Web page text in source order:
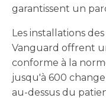
garantissent un
Les installations
Vanguard offrent
conforme à la
jusqu'à 600
au-dessus du